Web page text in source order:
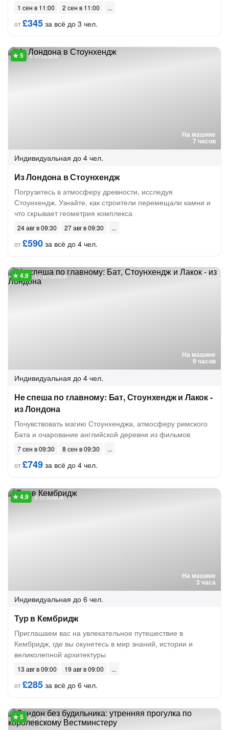
1 сен в 11:00
2 сен в 11:00
от£345 за всё до 3 чел.
На машине
7 часов
6 отзывов
Индивидуальная до 4 чел.
Из Лондона в Стоунхендж
Погрузитесь в атмосферу древности, исследуя
Стоунхендж. Узнайте, как строители перемещали камни и
что скрывает геометрия комплекса
24 авг в 09:30
27 авг в 09:30
от£590 за всё до 4 чел.
На машине
9 часов
17 отзывов
Индивидуальная до 4 чел.
Не спеша по главному: Бат, Стоунхендж и Лакок -
из Лондона
Почувствовать магию Стоунхенджа, атмосферу римского
Бата и очарование английской деревни из фильмов
7 сен в 09:30
8 сен в 09:30
от£749 за всё до 4 чел.
На машине
3 часа
8 отзывов
Индивидуальная до 6 чел.
Тур в Кембридж
Приглашаем вас на увлекательное путешествие в
Кембридж, где вы окунетесь в мир знаний, истории и
великолепной архитектуры
13 авг в 09:00
19 авг в 09:00
от£285 за всё до 6 чел.
5 отзывов